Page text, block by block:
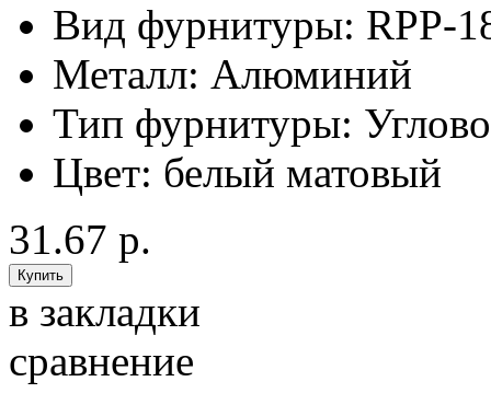
Вид фурнитуры: RPP-
Металл: Алюминий
Тип фурнитуры:
Цвет: белый матовый
31.67 р.
в закладки
сравнение